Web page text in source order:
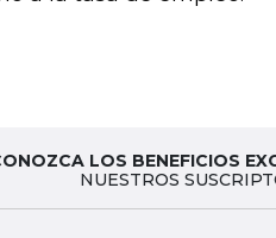
LOS BENEFICIOS
NUESTROS